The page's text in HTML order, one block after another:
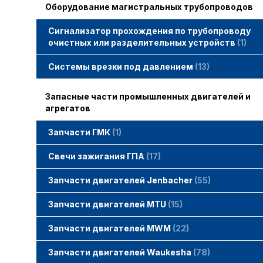
Оборудование магистральных трубопроводов
Сигнализатор прохождения по трубопроводу
очистных или разделительных устройств 1
Системы врезки под давлением 13
Запасные части промышленных двигателей и
агрегатов
Запчасти ГМК 1
Свечи зажигания ГПА 17
Запчасти двигателей Jenbacher 55
Запчасти двигателей MTU 15
Запчасти двигателей MWM 22
Запчасти двигателей Waukesha 78